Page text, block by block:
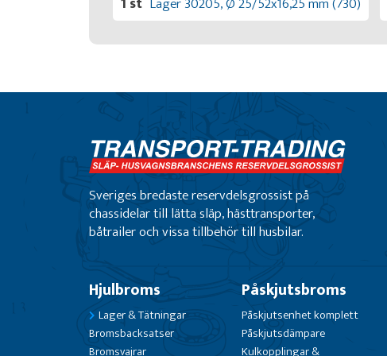
Sveriges bredaste reservdelsgrossist på
chassidelar till lätta släp, hästtransporter,
båtrailer och vissa tillbehör till husbilar.
Hjulbroms
Lager & Tätningar
Bromsbacksatser
Bromsvajrar
Påskjutsbroms
Påskjutsenhet komplett
Påskjutsdämpare
Kulkopplingar &